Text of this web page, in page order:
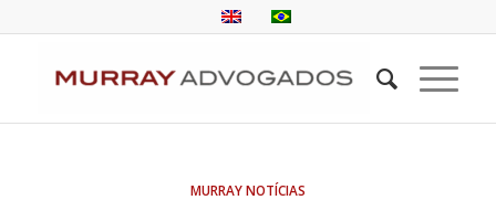
MURRAY NOTÍCIAS